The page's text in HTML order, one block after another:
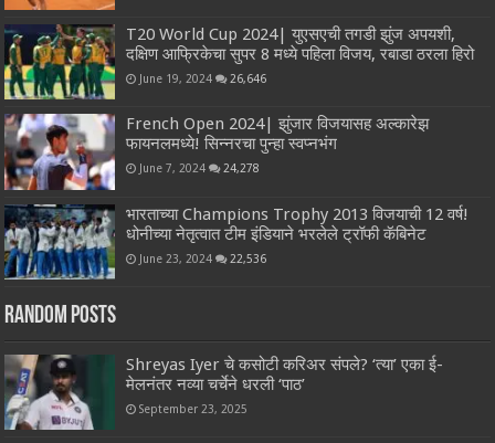
T20 World Cup 2024| युएसएची तगडी झुंज अपयशी,
दक्षिण आफ्रिकेचा सुपर 8 मध्ये पहिला विजय, रबाडा ठरला हिरो
June 19, 2024 26,646
French Open 2024| झुंजार विजयासह अल्कारेझ
फायनलमध्ये! सिन्नरचा पुन्हा स्वप्नभंग
June 7, 2024 24,278
भारताच्या Champions Trophy 2013 विजयाची 12 वर्ष!
धोनीच्या नेतृत्वात टीम इंडियाने भरलेले ट्रॉफी कॅबिनेट
June 23, 2024 22,536
Random Posts
Shreyas Iyer चे कसोटी करिअर संपले? ‘त्या’ एका ई-
मेलनंतर नव्या चर्चेने धरली ‘पाठ’
September 23, 2025